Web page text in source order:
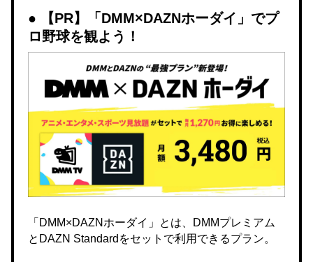
【PR】「DMM×DAZNホーダイ」でプ
ロ野球を観よう！
「DMM×DAZNホーダイ」とは、DMMプレミアム
とDAZN Standardをセットで利用できるプラン。